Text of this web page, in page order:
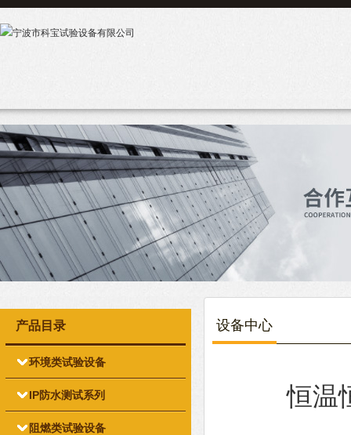
产品目录
环境类试验设备
IP防水测试系列
阻燃类试验设备
设备中心
恒温